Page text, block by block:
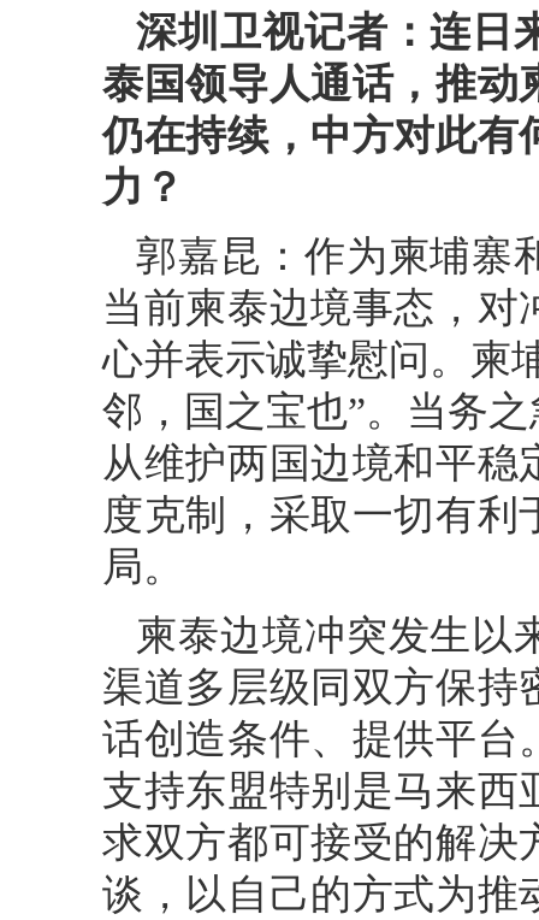
深圳卫视记者：连日
泰国领导人通话，推动
仍在持续，中方对此有
力？
郭嘉昆：作为柬埔寨
当前柬泰边境事态，
心并表示诚挚慰问。柬
邻，国之宝也”。当务
从维护两国边境和平
度克制，采取一切有
局。
柬泰边境冲突发生以
渠道多层级同双方保持
话创造条件、提供平台
支持东盟特别是马来西
求双方都可接受的解决
谈，以自己的方式为推